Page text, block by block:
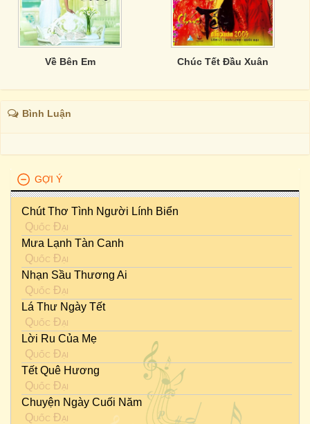
Về Bên Em Chúc Tết Đầu Xuân
Bình Luận
GỢI Ý
Chút Thơ Tình Người Lính Biển
Quốc Đại
Mưa Lạnh Tàn Canh
Quốc Đại
Nhạn Sầu Thương Ai
Quốc Đại
Lá Thư Ngày Tết
Quốc Đại
Lời Ru Của Mẹ
Quốc Đại
Tết Quê Hương
Quốc Đại
Chuyện Ngày Cuối Năm
Quốc Đại